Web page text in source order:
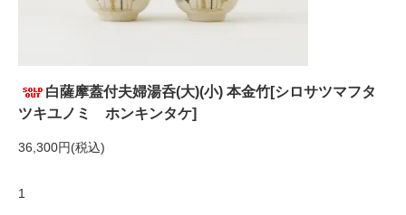
白薩摩蓋付夫婦湯呑(大)(小) 本金竹[シロサツマフタ
ツキユノミ ホンキンタケ]
36,300円(税込)
1